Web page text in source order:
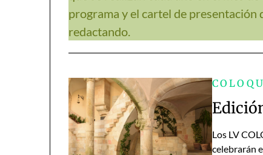
programa y el cartel de presentación
redactando.
Los LV
celebrarán